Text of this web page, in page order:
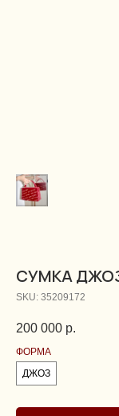
CУМКА
SKU: 35209172
200 000 р.
ФОРМА
ДЖОЗ